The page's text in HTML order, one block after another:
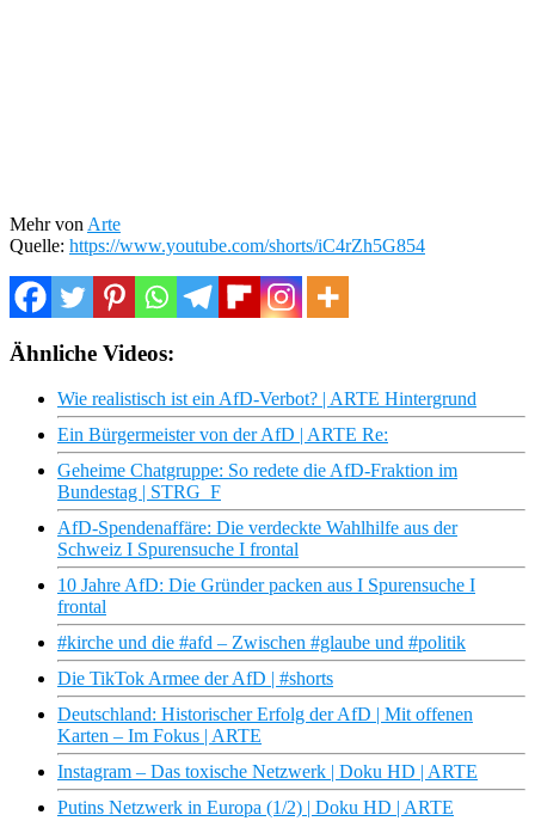
Mehr von Arte
Quelle: https://www.youtube.com/shorts/iC4rZh5G854
Ähnliche Videos:
Wie realistisch ist ein AfD-Verbot? | ARTE Hintergrund
Ein Bürgermeister von der AfD | ARTE Re:
Geheime Chatgruppe: So redete die AfD-Fraktion im
Bundestag | STRG_F
AfD-Spendenaffäre: Die verdeckte Wahlhilfe aus der
Schweiz I Spurensuche I frontal
10 Jahre AfD: Die Gründer packen aus I Spurensuche I
frontal
#kirche und die #afd – Zwischen #glaube und #politik
Die TikTok Armee der AfD | #shorts
Deutschland: Historischer Erfolg der AfD | Mit offenen
Karten – Im Fokus | ARTE
Instagram – Das toxische Netzwerk | Doku HD | ARTE
Putins Netzwerk in Europa (1/2) | Doku HD | ARTE